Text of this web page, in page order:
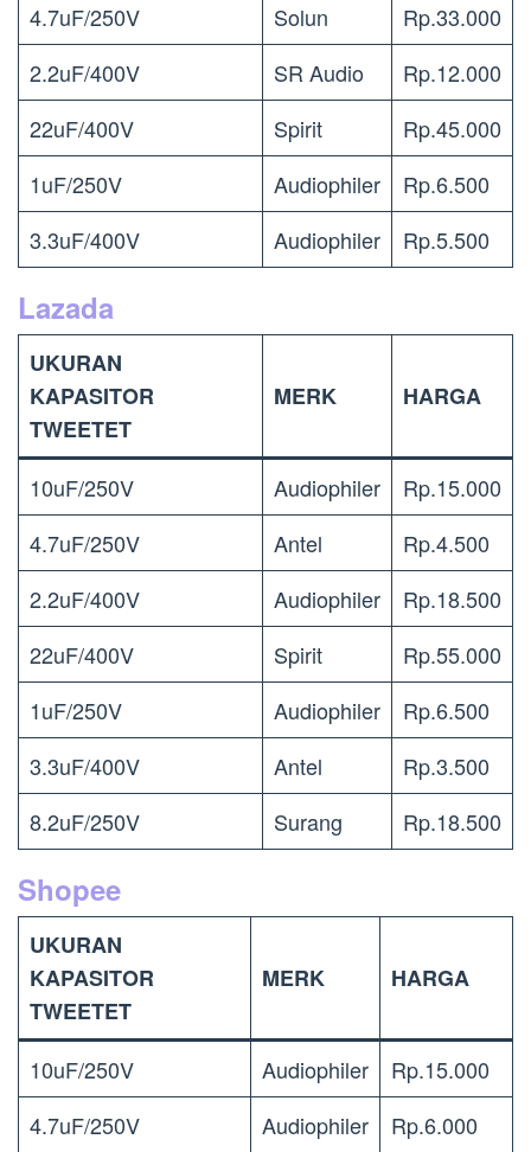
4.7uF/250V
Solun
Rp.33.000
2.2uF/400V
SR Audio
Rp.12.000
22uF/400V
Spirit
Rp.45.000
1uF/250V
Audiophiler
Rp.6.500
3.3uF/400V
Audiophiler Rp.5.500
Lazada
UKURAN
KAPASITOR
TWEETET
MERK HARGA
10uF/250V Audiophiler
Rp.15.000
4.7uF/250V
Antel
Rp.4.500
2.2uF/400V
Audiophiler
Rp.18.500
22uF/400V
Spirit
Rp.55.000
1uF/250V
Audiophiler
Rp.6.500
3.3uF/400V
Antel
Rp.3.500
8.2uF/250V
Surang Rp.18.500
Shopee
UKURAN
KAPASITOR
TWEETET
MERK HARGA
10uF/250V Audiophiler
Rp.15.000
4.7uF/250V
Audiophiler Rp.6.000